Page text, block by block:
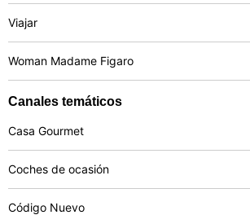
Viajar
Woman Madame Figaro
Canales temáticos
Casa Gourmet
Coches de ocasión
Código Nuevo